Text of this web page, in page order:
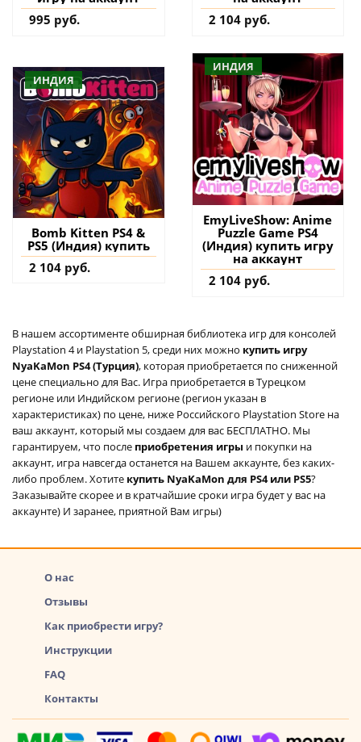
995 руб.
2 104 руб.
ИНДИЯ
Bomb Kitten PS4 &
PS5 (Индия) купить
2 104 руб.
ИНДИЯ
EmyLiveShow: Anime
Puzzle Game PS4
(Индия) купить игру
на аккаунт
2 104 руб.
В нашем ассортименте обширная библиотека игр для консолей
Playstation 4 и Playstation 5, среди них можно купить игру
NyaKaMon PS4 (Турция), которая приобретается по сниженной
цене специально для Вас. Игра приобретается в Турецком
регионе или Индийском регионе (регион указан в
характеристиках) по цене, ниже Российского Playstation Store на
ваш аккаунт, который мы создаем для вас БЕСПЛАТНО. Мы
гарантируем, что после приобретения игры и покупки на
аккаунт, игра навсегда останется на Вашем аккаунте, без каких-
либо проблем. Хотите купить NyaKaMon для PS4 или PS5?
Заказывайте скорее и в кратчайшие сроки игра будет у вас на
аккаунте) И заранее, приятной Вам игры)
О нас
Отзывы
Как приобрести игру?
Инструкции
FAQ
Контакты